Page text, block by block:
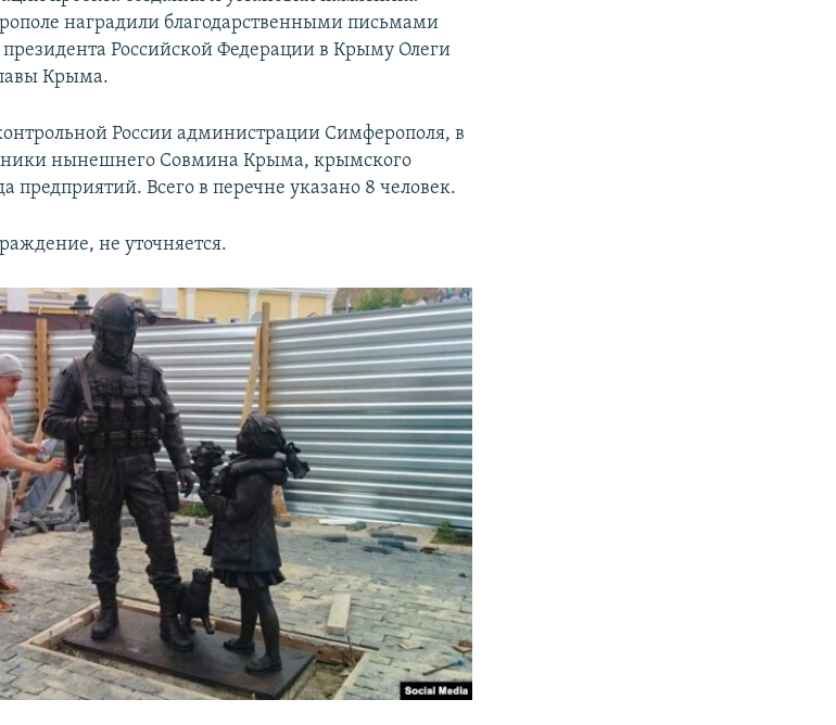
наградили благодарственными письмами
президента Российской Федерации в Крыму Олеги
Крыма.
России администрации Симферополя, в
нынешнего Совмина Крыма, крымского
предприятий. Всего в перечне указано 8 человек.
не уточняется.